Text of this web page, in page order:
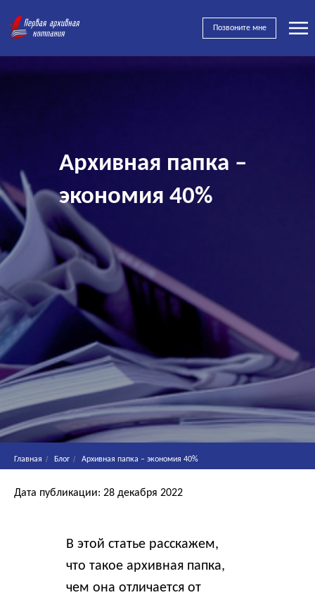
Позвоните мне
Архивная папка –
экономия 40%
Главная / Блог / Архивная папка – экономия 40%
Дата публикации: 28 декабря 2022
В этой статье расскажем,
что такое архивная папка,
чем она отличается от